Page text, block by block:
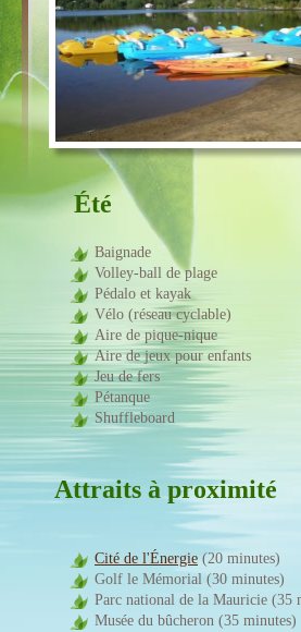
Été
Baignade
Volley-ball de plage
Pédalo et kayak
Vélo (réseau cyclable)
Aire de pique-nique
Aire de jeux pour enfants
Jeu de fers
Pétanque
Shuffleboard
Attraits à proximité
Cité de l'Énergie (20 minutes)
Golf le Mémorial (30 minutes)
Parc national de la Mauricie (35
Musée du bûcheron (35 minutes)